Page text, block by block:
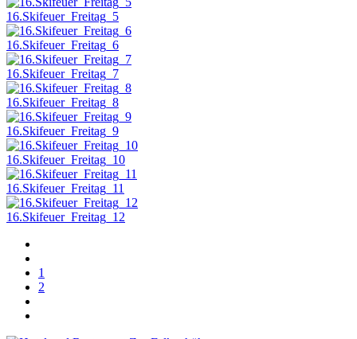
16.Skifeuer_Freitag_5
16.Skifeuer_Freitag_6
16.Skifeuer_Freitag_7
16.Skifeuer_Freitag_8
16.Skifeuer_Freitag_9
16.Skifeuer_Freitag_10
16.Skifeuer_Freitag_11
16.Skifeuer_Freitag_12
1
2